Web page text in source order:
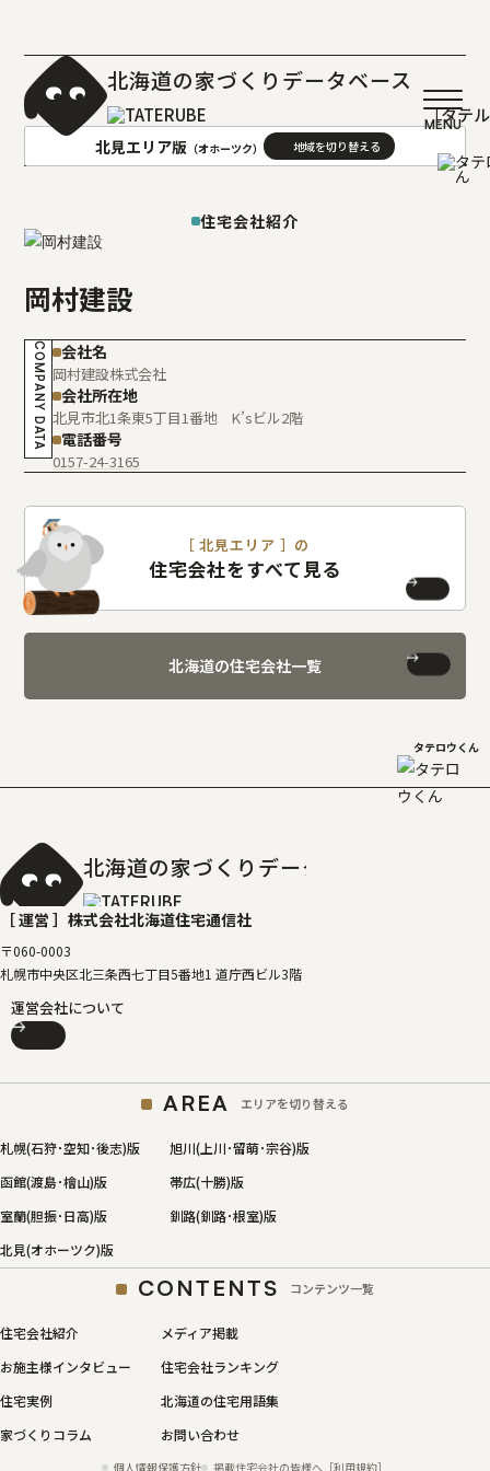
北海道の家づくりデータベース
［タテ
北見エリア版 （オホーツク）
函館(渡島･檜山)版
室蘭(胆振･日高)版
釧路(釧路･根室)版
北見(オホーツク)版
住宅会社紹介
岡村建設
COMPANY DATA 会社名
岡村建設株式会社
会社所在地
北見市北1条東5丁目1番地 K’sビル2階
電話番号
0157-24-3165
［ 北見エリア ］の
住宅会社をすべて見る
北海道の住宅会社一覧
タテロウくん
北海道の家づくりデータベース
［ 運営 ］ 株式会社北海道住宅通信社
〒060-0003
札幌市中央区北三条西七丁目5番地1 道庁西ビル3階
運営会社について
AREA エリアを切り替える
札幌(石狩･空知･後志)版
旭川(上川･留萌･宗谷)版
函館(渡島･檜山)版
帯広(十勝)版
室蘭(胆振･日高)版
釧路(釧路･根室)版
北見(オホーツク)版
CONTENTS コンテンツ一覧
住宅会社紹介
メディア掲載
お施主様インタビュー
住宅会社ランキング
住宅実例
北海道の住宅用語集
家づくりコラム
お問い合わせ
個人情報保護方針 掲載住宅会社の皆様へ［利用規約］